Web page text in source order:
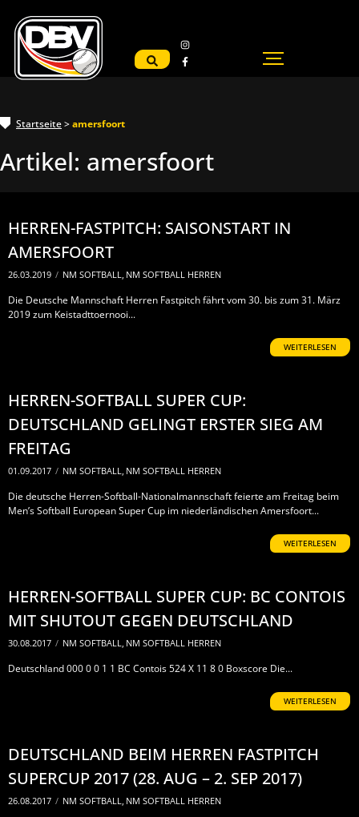
Startseite>amersfoort
Artikel: amersfoort
HERREN-FASTPITCH: SAISONSTART IN
AMERSFOORT
26.03.2019 / NM SOFTBALL, NM SOFTBALL HERREN
Die Deutsche Mannschaft Herren Fastpitch fährt vom 30. bis zum 31. März
2019 zum Keistadttoernooi...
WEITERLESEN
HERREN-SOFTBALL SUPER CUP:
DEUTSCHLAND GELINGT ERSTER SIEG AM
FREITAG
01.09.2017 / NM SOFTBALL, NM SOFTBALL HERREN
Die deutsche Herren-Softball-Nationalmannschaft feierte am Freitag beim
Men’s Softball European Super Cup im niederländischen Amersfoort...
WEITERLESEN
HERREN-SOFTBALL SUPER CUP: BC CONTOIS
MIT SHUTOUT GEGEN DEUTSCHLAND
30.08.2017 / NM SOFTBALL, NM SOFTBALL HERREN
Deutschland 000 0 0 1 1 BC Contois 524 X 11 8 0 Boxscore Die...
WEITERLESEN
DEUTSCHLAND BEIM HERREN FASTPITCH
SUPERCUP 2017 (28. AUG – 2. SEP 2017)
26.08.2017 / NM SOFTBALL, NM SOFTBALL HERREN